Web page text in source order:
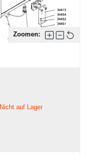
Zoomen:
Nicht auf Lager